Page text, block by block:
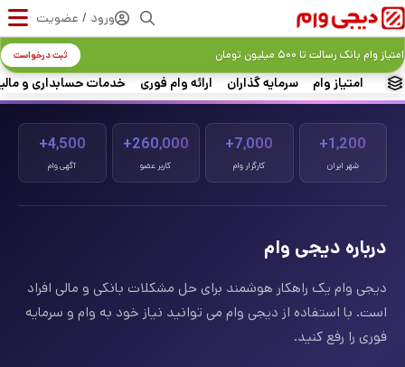
ورود / عضویت
امتیاز وام سرمایه گذاران ارائه وام فوری خدمات حسابداری و
امتیاز وام بانک رسالت تا ۵۰۰ میلیون تومان ثبت درخواست
1,200+
شهر ایران
7,000+
کارگزار وام
260,000+
کاربر عضو
4,500+
آگهی وام
درباره دیجی وام
دیجی وام یک راهکار هوشمند برای حل مشکلات بانکی و مالی افراد
است. با استفاده از دیجی وام می توانید نیاز خود به وام و سرمایه
فوری را رفع کنید.